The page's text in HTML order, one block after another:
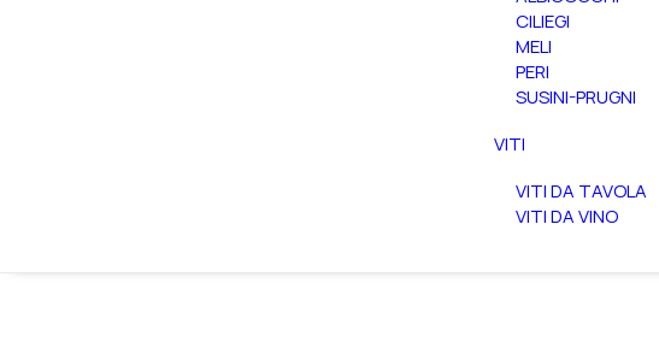
CILIEGI
MELI
PERI
SUSINI-PRUGNI
VITI
VITI DA TAVOLA
VITI DA VINO